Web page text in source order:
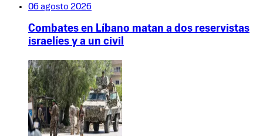
06 agosto 2026
Combates en Líbano matan a dos reservistas
israelíes y a un civil